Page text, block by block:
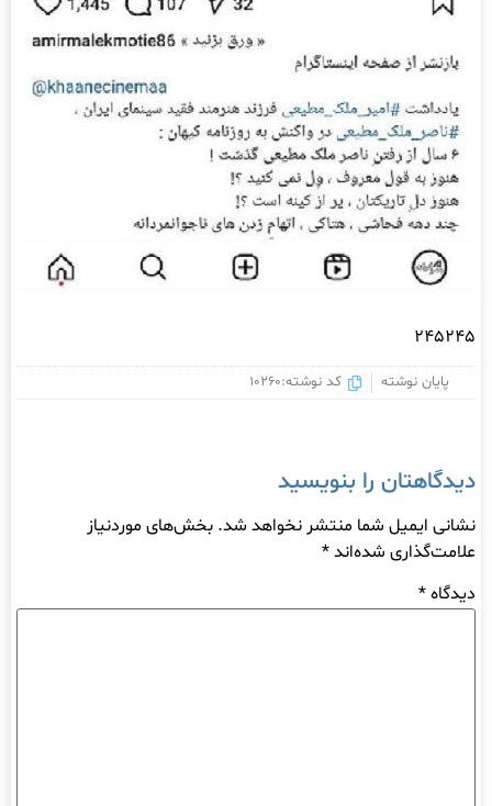
245245
پایان نوشته کد نوشته:10260
دیدگاهتان را بنویسید
نشانی ایمیل شما منتشر نخواهد شد. بخش‌های موردنیاز
علامت‌گذاری شده‌اند*
دیدگاه*